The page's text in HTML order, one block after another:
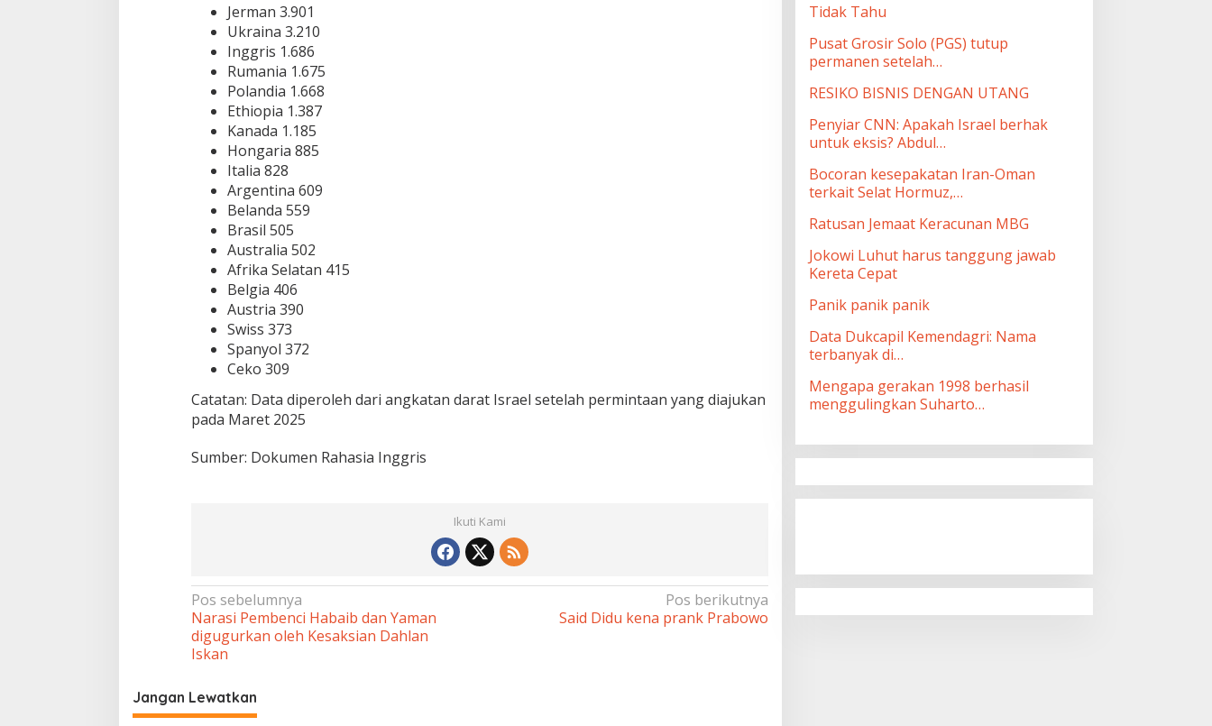
Jerman 3.901
Ukraina 3.210
Inggris 1.686
Rumania 1.675
Polandia 1.668
Ethiopia 1.387
Kanada 1.185
Hongaria 885
Italia 828
Argentina 609
Belanda 559
Brasil 505
Australia 502
Afrika Selatan 415
Belgia 406
Austria 390
Swiss 373
Spanyol 372
Ceko 309
Catatan: Data diperoleh dari angkatan darat Israel setelah permintaan yang diajukan
pada Maret 2025
Sumber: Dokumen Rahasia Inggris
Ikuti Kami
Navigasi
pos
Pos sebelumnya
Narasi Pembenci Habaib dan Yaman
digugurkan oleh Kesaksian Dahlan
Iskan
Pos berikutnya
Said Didu kena prank Prabowo
Jangan Lewatkan
Tidak Tahu
Pusat Grosir Solo (PGS) tutup
permanen setelah…
RESIKO BISNIS DENGAN UTANG
Penyiar CNN: Apakah Israel berhak
untuk eksis? Abdul…
Bocoran kesepakatan Iran-Oman
terkait Selat Hormuz,…
Ratusan Jemaat Keracunan MBG
Jokowi Luhut harus tanggung jawab
Kereta Cepat
Panik panik panik
Data Dukcapil Kemendagri: Nama
terbanyak di…
Mengapa gerakan 1998 berhasil
menggulingkan Suharto…